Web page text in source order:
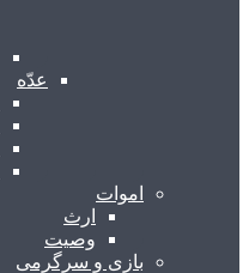
عدّه
اموات
ارث
وصیت
بازی و سرگرمی